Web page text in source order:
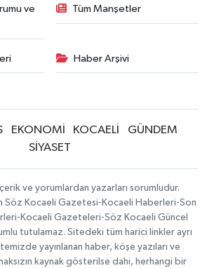
ve
Tüm Manşetler
Haber Arşivi
EKONOMİ KOCAELİ
GÜNDEM
SİYASET
ve yorumlardan yazarları sorumludur.
Söz Kocaeli Gazetesi-Kocaeli Haberleri-Son
Kocaeli Gazeteleri-Söz Kocaeli Güncel
tutulamaz. Sitedeki tüm harici linkler ayrı
yayınlanan haber, köşe yazıları ve
kaynak gösterilse dahi, herhangi bir